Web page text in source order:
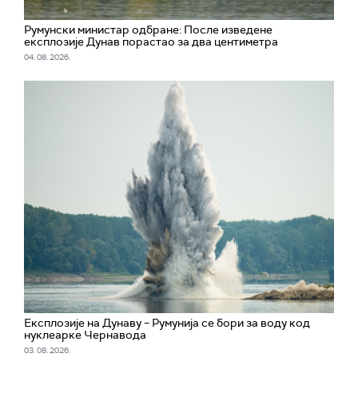
Румунски министар одбране: После изведене
експлозије Дунав порастао за два центиметра
04. 08. 2026.
Експлозије на Дунаву – Румунија се бори за воду код
нуклеарке Чернавода
03. 08. 2026.